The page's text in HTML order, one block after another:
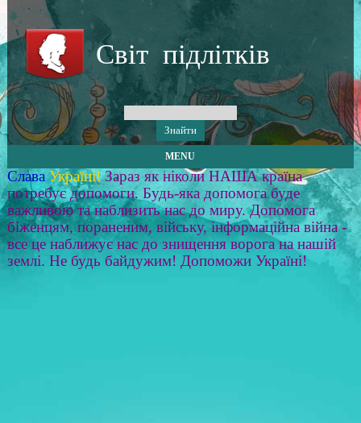
Світ підлітків
MENU
Слава Україні! Зараз як ніколи НАША країна
потребує допомоги. Будь-яка допомога буде
важливою та наблизить нас до миру. Допомога
біженцям, пораненим, війську, інформаційна війна -
все це наближує нас до знищення ворога на нашій
землі. Не будь байдужим! Допоможи Україні!